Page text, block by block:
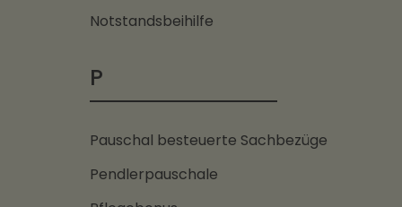
Notstandsbeihilfe
P
Pauschal besteuerte Sachbezüge
Pendlerpauschale